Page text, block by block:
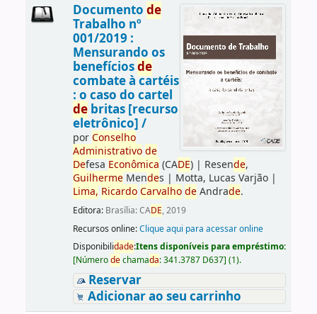
Documento de
Trabalho nº
001/2019 :
Mensurando os
benefíciosde
combate à cartéis
: o caso do cartel
debritas [recurso
eletrônico] /
porConselho
Administrativo de
Defesa Econômica (CADE)| Resende,
GuilhermeMendes | Motta, Lucas Varjão|
Lima, Ricardo Carvalho deAndrade.
Editora: Brasília: CADE, 2019
Recursos online:Clique aqui para acessar online
Disponibilidade:Itens disponíveis para empréstimo:
[Númerodechamada:341.3787 D637] (1).
Reservar
Adicionar ao seu carrinho